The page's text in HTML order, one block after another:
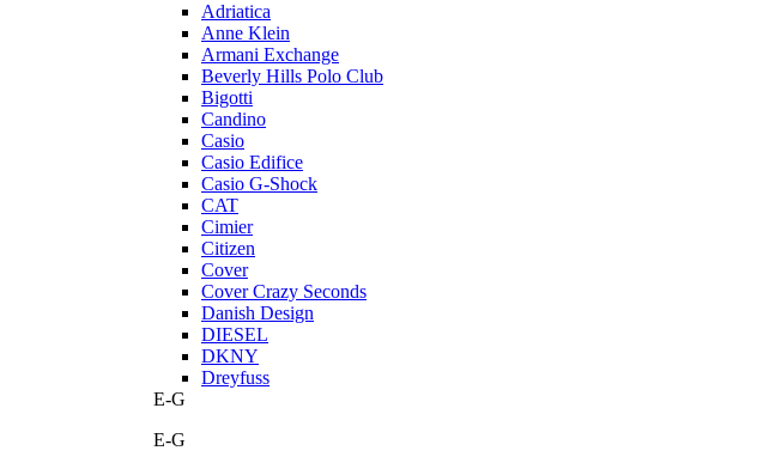
Adriatica
Anne Klein
Armani Exchange
Beverly Hills Polo Club
Bigotti
Candino
Casio
Casio Edifice
Casio G-Shock
CAT
Cimier
Citizen
Cover
Cover Crazy Seconds
Danish Design
DIESEL
DKNY
Dreyfuss
E-G
E-G